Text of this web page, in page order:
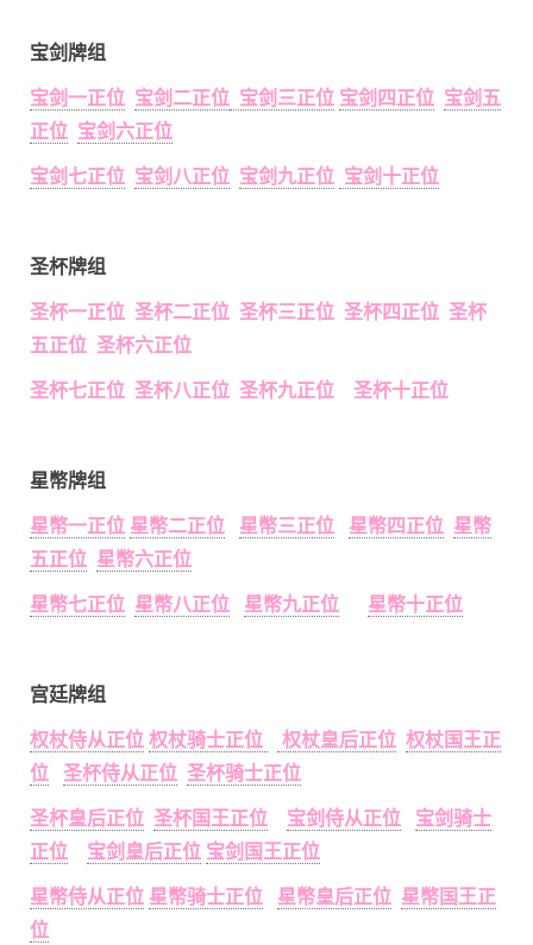
宝剑牌组
宝剑一正位 宝剑二正位 宝剑三正位 宝剑四正位 宝剑五
正位 宝剑六正位
宝剑七正位 宝剑八正位 宝剑九正位 宝剑十正位
圣杯牌组
圣杯一正位 圣杯二正位 圣杯三正位 圣杯四正位 圣杯
五正位 圣杯六正位
圣杯七正位 圣杯八正位 圣杯九正位 圣杯十正位
星幣牌组
星幣一正位 星幣二正位 星幣三正位 星幣四正位 星幣
五正位 星幣六正位
星幣七正位 星幣八正位 星幣九正位 星幣十正位
宫廷牌组
权杖侍从正位 权杖骑士正位 权杖皇后正位 权杖国王正
位
圣杯侍从正位 圣杯骑士正位
圣杯皇后正位 圣杯国王正位 宝剑侍从正位
宝剑骑士
正位
宝剑皇后正位 宝剑国王正位
星幣侍从正位 星幣骑士正位 星幣皇后正位 星幣国王正
位